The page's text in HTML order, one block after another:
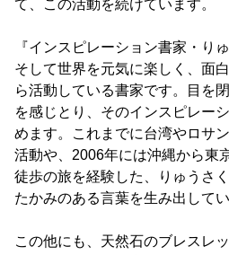
て、この活動を続けています。
『インスピレーション書家・り
そして世界を元気に楽しく、面
ら活動している書家です。目を
を感じとり、そのインスピレー
めます。これまでに台湾やロサ
活動や、2006年には沖縄から東
徒歩の旅を経験した、りゅうさ
たかみのある言葉を生み出してい
この他にも、天然石のブレスレ